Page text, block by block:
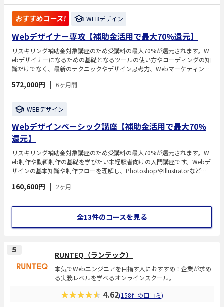
おすすめコース! WEBデザイン
Webデザイナー専攻【補助金活用で最大70%還元】
リスキリング補助金対象講座のため受講料の最大70%が還元されます。W
ebデザイナーになるための基礎となるツールの使い方やコーディングの知
識だけでなく、最新のテクニックやデザイン思考力、Webマーケティン
キルを身につけ、6ヶ月でゼロからWebサイトの構築ができるようになり
ます。
572,000円 | 6ヶ月間
WEBデザイン
Webデザインベーシック講座【補助金活用で最大70%
還元】
リスキリング補助金対象講座のため受講料の最大70%が還元されます。W
eb制作や動画制作の基礎を学びたい未経験者向けの入門講座です。Webデ
ザインの基本知識や制作フローを理解し、PhotoshopやIllustratorなどの
ウとLIGの現場視点を融合したカリキュラムで、制作の基礎力を身につけ
ることを目的としています。Web・動画分野への第一歩として設計された
講座です。
160,600円 | 2ヶ月
全13件のコースを見る
5 RUNTEQ（ランテック）
本気でWebエンジニアを目指す人におすすめ！企業が求め
る実務レベルを学べるオンラインスクール。
★★★★★ 4.62(158件の口コミ)